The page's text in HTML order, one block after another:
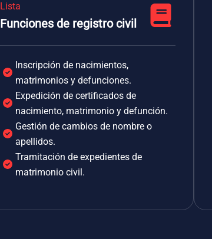
Lista
Funciones de registro civil
Inscripción de nacimientos,
matrimonios y defunciones.
Expedición de certificados de
nacimiento, matrimonio y defunción.
Gestión de cambios de nombre o
apellidos.
Tramitación de expedientes de
matrimonio civil.